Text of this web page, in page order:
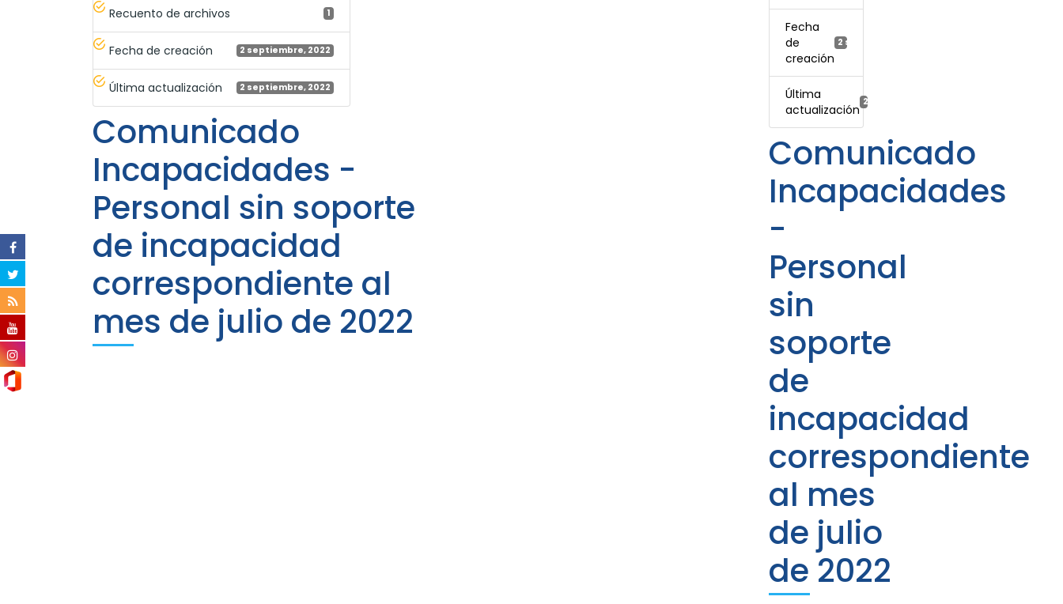
Recuento de archivos 1
Fecha de creación 2 septiembre, 2022
Última actualización 2 septiembre, 2022
Comunicado
Incapacidades -
Personal sin soporte
de incapacidad
correspondiente al
mes de julio de 2022
Fecha
de
creación
2 septiembre, 2022
Última
actualización
2 septiembre, 2022
Comunicado
Incapacidades
-
Personal
sin
soporte
de
incapacidad
correspondiente
al mes
de julio
de 2022